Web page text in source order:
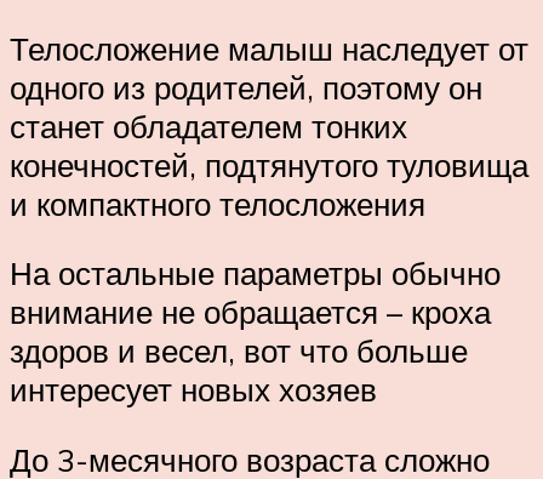
Телосложение малыш наследует от
одного из родителей, поэтому он
станет обладателем тонких
конечностей, подтянутого туловища
и компактного телосложения
На остальные параметры обычно
внимание не обращается – кроха
здоров и весел, вот что больше
интересует новых хозяев
До 3-месячного возраста сложно